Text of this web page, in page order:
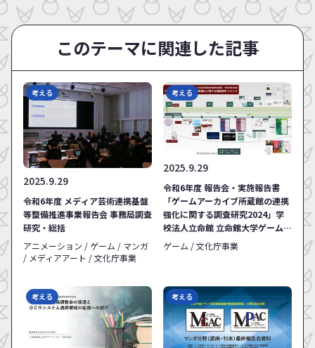
このテーマに関連した記事
考える
2025.9.29
令和6年度 メディア芸術連携基盤
等整備推進事業報告会 事務局調査
研究・総括
アニメーション / ゲーム / マンガ
/ メディアアート / 文化庁事業
考える
2025.9.29
令和6年度 報告会・実施報告書
「ゲームアーカイブ所蔵館の連携
強化に関する調査研究2024」学
校法人立命館 立命館大学ゲーム研
究センター
ゲーム / 文化庁事業
考える 考える